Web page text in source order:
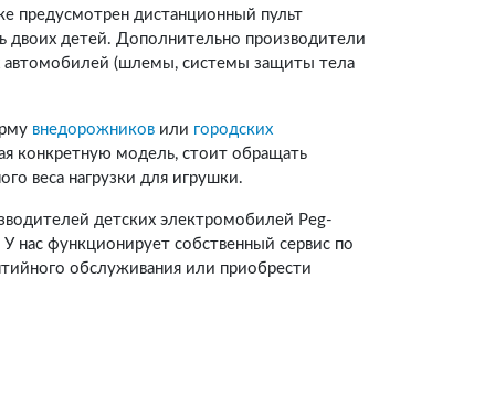
предусмотрен дистанционный пульт
двоих детей. Дополнительно производители
автомобилей (шлемы, системы защиты тела
внедорожников или городских
конкретную модель, стоит обращать
веса нагрузки для игрушки.
детских электромобилей Peg-
нас функционирует собственный сервис по
обслуживания или приобрести